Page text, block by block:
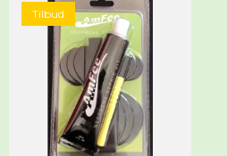
Tilbud